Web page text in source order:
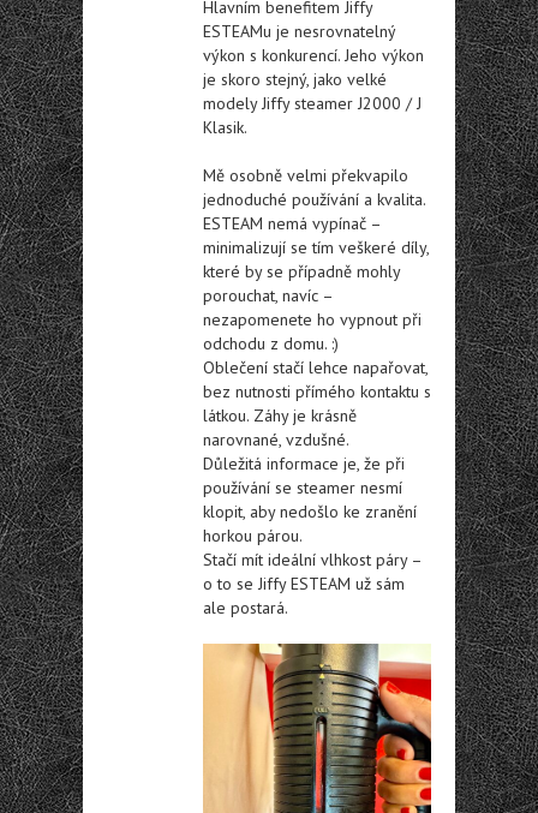
Hlavním benefitem Jiffy
ESTEAMu je nesrovnatelný
výkon s konkurencí. Jeho výkon
je skoro stejný, jako velké
modely Jiffy steamer J2000 / J
Klasik.
Mě osobně velmi překvapilo
jednoduché používání a kvalita.
ESTEAM nemá vypínač –
minimalizují se tím veškeré díly,
které by se případně mohly
porouchat, navíc –
nezapomenete ho vypnout při
odchodu z domu. :)
Oblečení stačí lehce napařovat,
bez nutnosti přímého kontaktu s
látkou. Záhy je krásně
narovnané, vzdušné.
Důležitá informace je, že při
používání se steamer nesmí
klopit, aby nedošlo ke zranění
horkou párou.
Stačí mít ideální vlhkost páry –
o to se Jiffy ESTEAM už sám
ale postará.